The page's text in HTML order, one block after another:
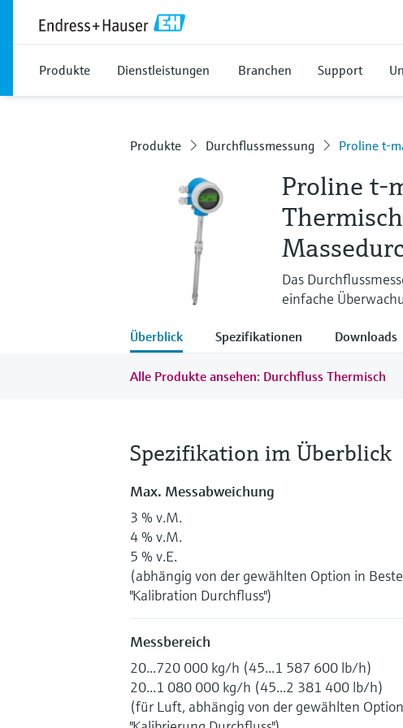
Produkte Dienstleistungen Branchen Support
Produkte Durchflussmessung Proline t-
Proline t-
Das
einfache
Überblick Spezifikationen Downloads
Alle Produkte ansehen: Durchfluss Thermisch
Spezifikation im Überblick
Max. Messabweichung
3 % v.M.
4 % v.M.
5 % v.E.
(abhängig von der gewählten Option in
"Kalibration Durchfluss")
Messbereich
20...720 000 kg/h (45...1 587 600 lb/h)
20...1 080 000 kg/h (45...2 381 400 lb/h)
(für Luft, abhängig von der gewählten